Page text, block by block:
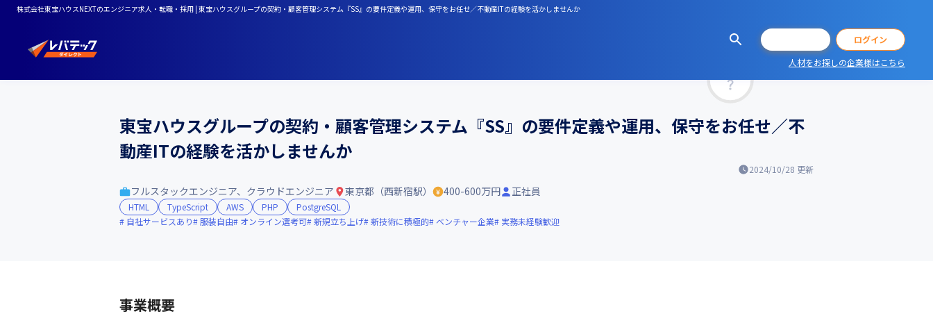
株式会社東宝ハウスNEXTのエンジニア求人・転職・採用 | 東宝ハウスグループの契約・顧客管理システム『SS』の要件定義や運用、保守をお任せ／不動産ITの経験を活かしませんか
ログイン
人材をお探しの企業様はこちら
東宝ハウスグループの契約・顧客管理システム『SS』の要件定義や運用、保守をお任せ／不
動産ITの経験を活かしませんか
2024/10/28 更新
フルスタックエンジニア、クラウドエンジニア 東京都（西新宿駅） 400-600万円 正社員
HTML TypeScript AWS PHP
PostgreSQL
自社サービスあり
服装自由 オンライン選考可 新規立ち上げ 新技術に積極的 ベンチャー企業 実務未経験歓迎
事業概要